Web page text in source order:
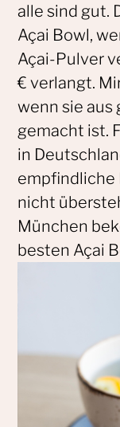
alle sind gut.
Açai Bowl,
Açai-Pulver
€ verlangt.
wenn sie
gemacht ist.
in
empfindliche
nicht
München
besten Açai